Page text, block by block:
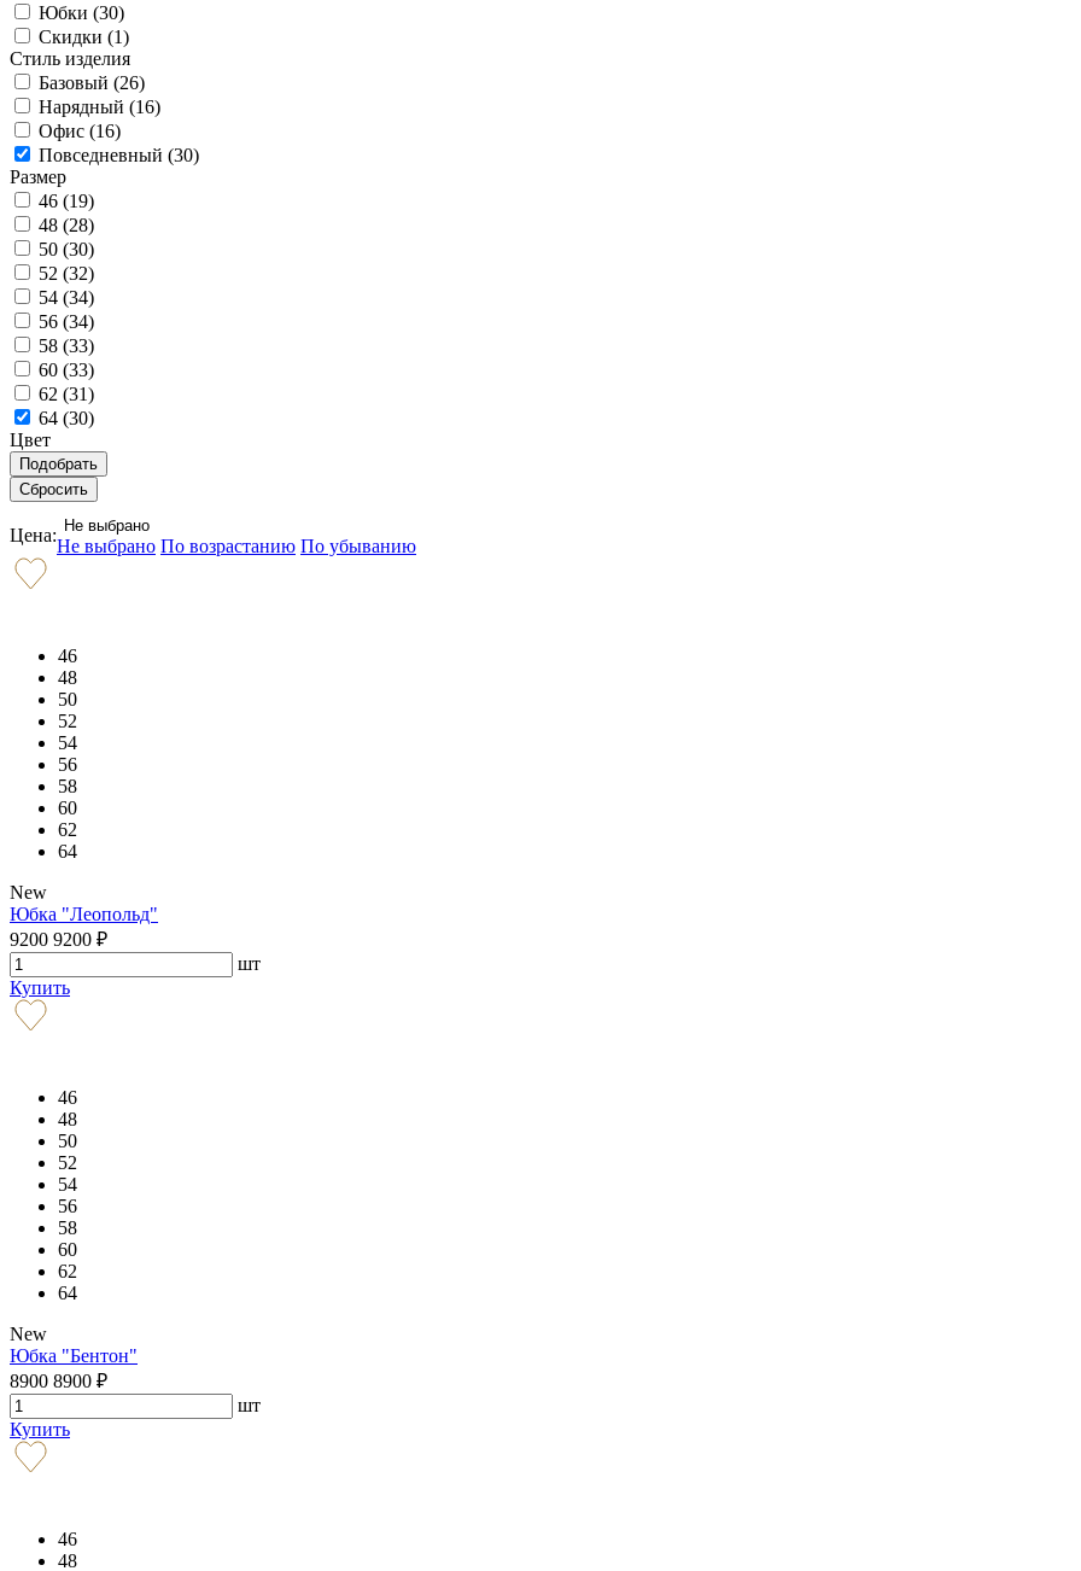
Юбки (30)
Скидки (1)
Стиль изделия
Базовый (26)
Нарядный (16)
Офис (16)
Повседневный (30)
Размер
46 (19)
48 (28)
50 (30)
52 (32)
54 (34)
56 (34)
58 (33)
60 (33)
62 (31)
64 (30)
Цвет
Цена: Не выбрано
Не выбрано По возрастанию По убыванию
46
48
50
52
54
56
58
60
62
64
New
Юбка "Леопольд"
9200 9200 ₽
шт
Купить
46
48
50
52
54
56
58
60
62
64
New
Юбка "Бентон"
8900 8900 ₽
шт
Купить
46
48